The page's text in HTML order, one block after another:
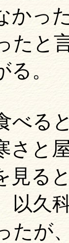
かっ
たと
。
べる
さと
見る
以久
たが